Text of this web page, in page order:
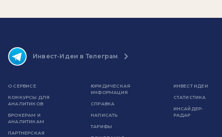
Инвест-Идеи в Телеграм
О СЕРВИСЕ
КОНКУРСЫ ДЛЯ
АНАЛИТИКОВ
БРОКЕРАМ И
АНАЛИТИКАМ
ПАРТНЕРСКАЯ
ЮРИДИЧЕСКАЯ
ИНФОРМАЦИЯ
СПРАВКА
НАПИСАТЬ
ТАРИФЫ
ИНВЕСТ ИДЕИ
СТАТИСТИКА
ИНСАЙДЕР-
РАДАР